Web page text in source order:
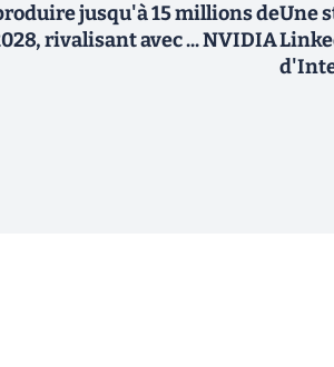
jusqu'à 15 millions de
rivalisant avec ... NVIDIA
Une